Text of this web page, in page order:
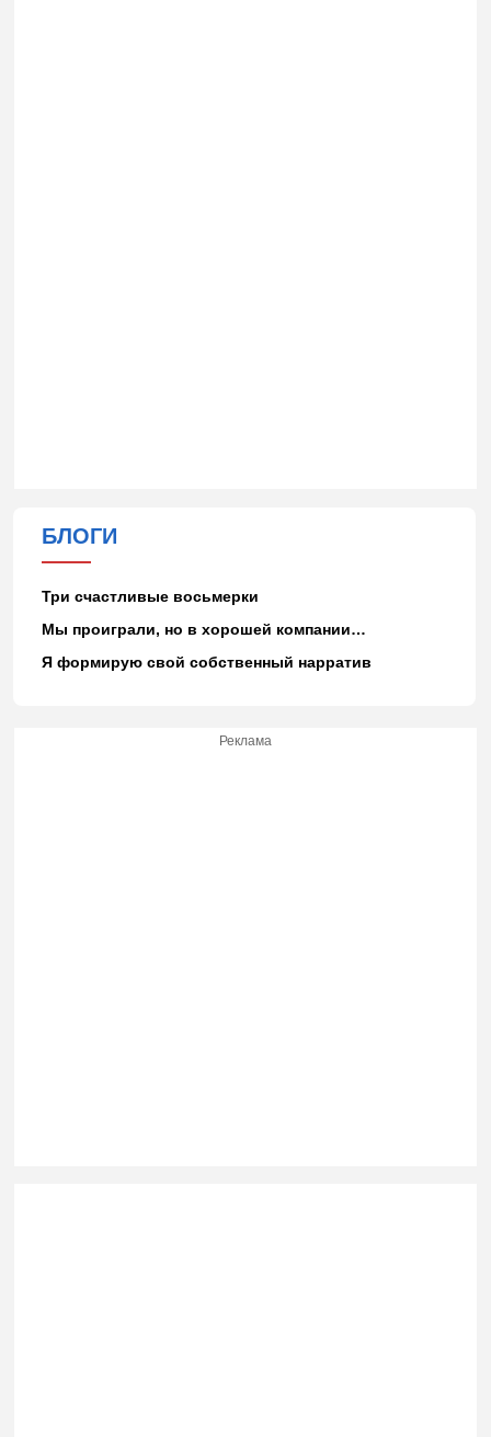
БЛОГИ
Три счастливые восьмерки
Мы проиграли, но в хорошей компании…
Я формирую свой собственный нарратив
Реклама